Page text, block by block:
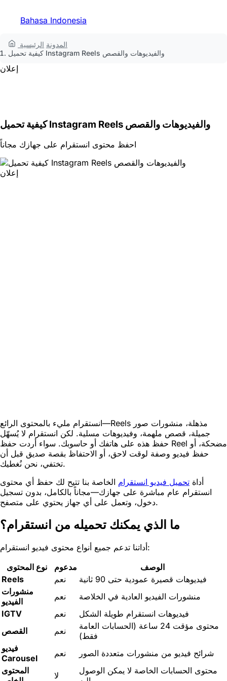
Bahasa Indonesia
الرئيسية المدونة
كيفية تحميل Instagram Reels والفيديوهات والقصص
إعلان
كيفية تحميل Instagram Reels والفيديوهات والقصص
احفظ محتوى انستقرام على جهازك مجاناً
إعلان
انستقرام مليء بالمحتوى الرائع—Reels مذهلة، منشورات صور
جميلة، قصص ملهمة، وفيديوهات مسلية. لكن انستقرام لا يُسهّل
حفظ هذه على هاتفك أو حاسوبك. سواء أردت حفظ Reel مضحكة، أو
حفظ فيديو وصفة لوقت لاحق، أو الاحتفاظ بقصة صديق قبل أن
تختفي، نحن نُغطيك.
أداة تحميل فيديو انستقرام الخاصة بنا تتيح لك حفظ أي محتوى
انستقرام عام مباشرة على جهازك—مجاناً بالكامل، بدون تسجيل
دخول، وتعمل على أي جهاز يحتوي على متصفح.
ما الذي يمكنك تحميله من انستقرام؟
أداتنا تدعم جميع أنواع محتوى فيديو انستقرام:
نوع المحتوى
مدعوم
الوصف
Reels
نعم
فيديوهات قصيرة عمودية حتى 90 ثانية
منشورات
الفيديو
نعم
منشورات الفيديو العادية في الخلاصة
IGTV
نعم
فيديوهات انستقرام طويلة الشكل
القصص
نعم
محتوى مؤقت 24 ساعة (الحسابات العامة
فقط)
فيديو
Carousel
نعم
شرائح فيديو من منشورات متعددة الصور
المحتوى
لا
محتوى الحسابات الخاصة لا يمكن الوصول